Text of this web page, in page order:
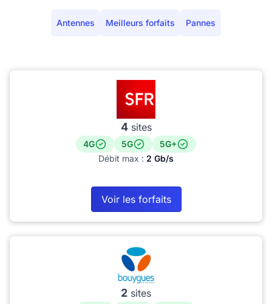
Antennes Meilleurs forfaits Pannes
4sites
4G 5G
5G+
Débit max : 2 Gb/s
Voir les forfaits
2 sites